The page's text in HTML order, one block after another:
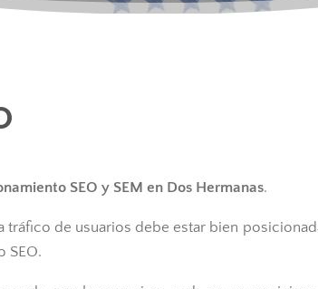
SEO y SEM en Dos Hermanas.
tráfico de usuarios debe estar bien
SEO.